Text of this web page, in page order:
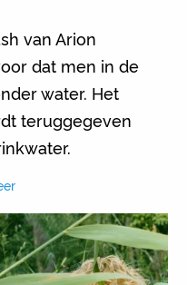
van Arion
dat men in de
water. Het
teruggegeven